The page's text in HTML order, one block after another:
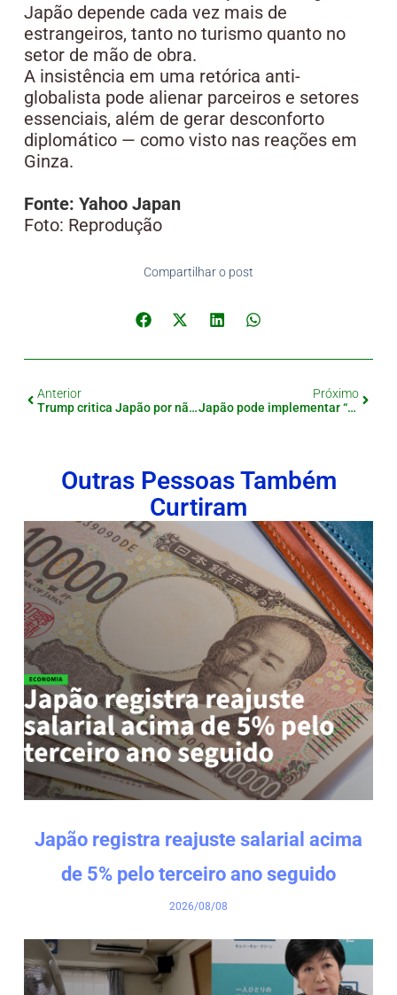
Japão depende cada vez mais de
estrangeiros, tanto no turismo quanto no
setor de mão de obra.
A insistência em uma retórica anti-
globalista pode alienar parceiros e setores
essenciais, além de gerar desconforto
diplomático — como visto nas reações em
Ginza.
Fonte: Yahoo Japan
Foto: Reprodução
Compartilhar o post
Anterior
Trump critica Japão por não aumentar importação de arroz americano
Próximo
Japão pode implementar “imposto sobre imóveis vazios” para estrangeiros
Outras Pessoas Também
Curtiram
Japão registra reajuste salarial acima
de 5% pelo terceiro ano seguido
2026/08/08